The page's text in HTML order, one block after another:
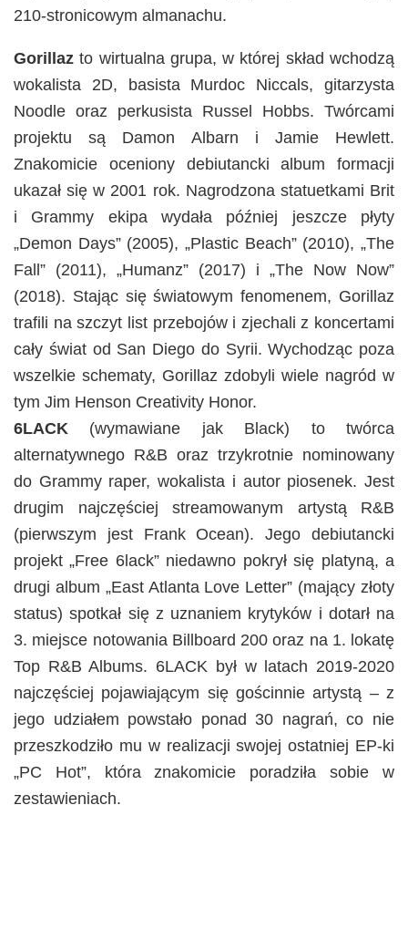
210-stronicowym almanachu.
Gorillaz to wirtualna grupa, w której skład wchodzą
wokalista 2D, basista Murdoc Niccals, gitarzysta
Noodle oraz perkusista Russel Hobbs. Twórcami
projektu są Damon Albarn i Jamie Hewlett.
Znakomicie oceniony debiutancki album formacji
ukazał się w 2001 rok. Nagrodzona statuetkami Brit
i Grammy ekipa wydała później jeszcze płyty
„Demon Days” (2005), „Plastic Beach” (2010), „The
Fall” (2011), „Humanz” (2017) i „The Now Now”
(2018). Stając się światowym fenomenem, Gorillaz
trafili na szczyt list przebojów i zjechali z koncertami
cały świat od San Diego do Syrii. Wychodząc poza
wszelkie schematy, Gorillaz zdobyli wiele nagród w
tym Jim Henson Creativity Honor.
6LACK (wymawiane jak Black) to twórca
alternatywnego R&B oraz trzykrotnie nominowany
do Grammy raper, wokalista i autor piosenek. Jest
drugim najczęściej streamowanym artystą R&B
(pierwszym jest Frank Ocean). Jego debiutancki
projekt „Free 6lack” niedawno pokrył się platyną, a
drugi album „East Atlanta Love Letter” (mający złoty
status) spotkał się z uznaniem krytyków i dotarł na
3. miejsce notowania Billboard 200 oraz na 1. lokatę
Top R&B Albums. 6LACK był w latach 2019-2020
najczęściej pojawiającym się gościnnie artystą – z
jego udziałem powstało ponad 30 nagrań, co nie
przeszkodziło mu w realizacji swojej ostatniej EP-ki
„PC Hot”, która znakomicie poradziła sobie w
zestawieniach.